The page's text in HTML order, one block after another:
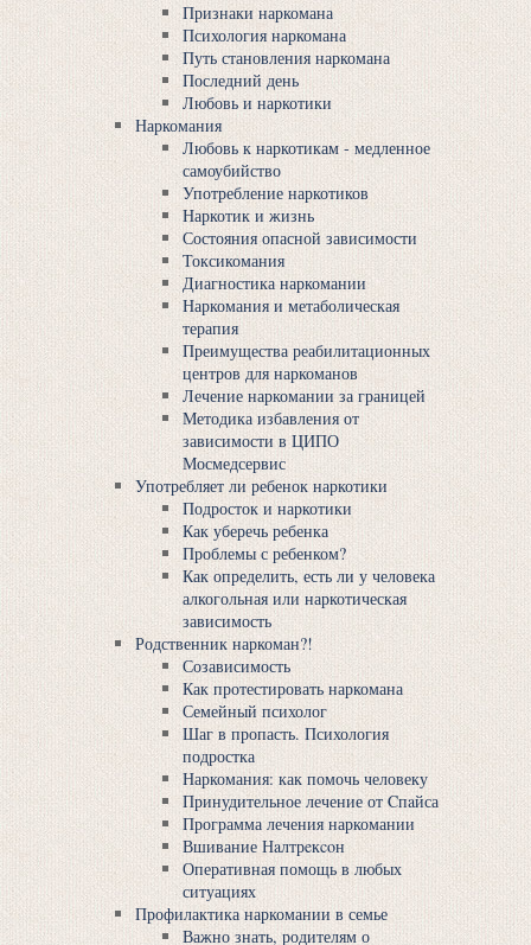
Признаки наркомана
Психология наркомана
Путь становления наркомана
Последний день
Любовь и наркотики
Наркомания
Любовь к наркотикам - медленное
самоубийство
Употребление наркотиков
Наркотик и жизнь
Состояния опасной зависимости
Токсикомания
Диагностика наркомании
Наркомания и метаболическая
терапия
Преимущества реабилитационных
центров для наркоманов
Лечение наркомании за границей
Методика избавления от
зависимости в ЦИПО
Мосмедсервис
Употребляет ли ребенок наркотики
Подросток и наркотики
Как уберечь ребенка
Проблемы с ребенком?
Как определить, есть ли у человека
алкогольная или наркотическая
зависимость
Родственник наркоман?!
Созависимость
Как протестировать наркомана
Семейный психолог
Шаг в пропасть. Психология
подростка
Наркомания: как помочь человеку
Принудительное лечение от Cпaйса
Программа лечения наркомании
Вшивание Нaлтрeкcoн
Оперативная помощь в любых
ситуациях
Профилактика наркомании в семье
Важно знать, родителям о